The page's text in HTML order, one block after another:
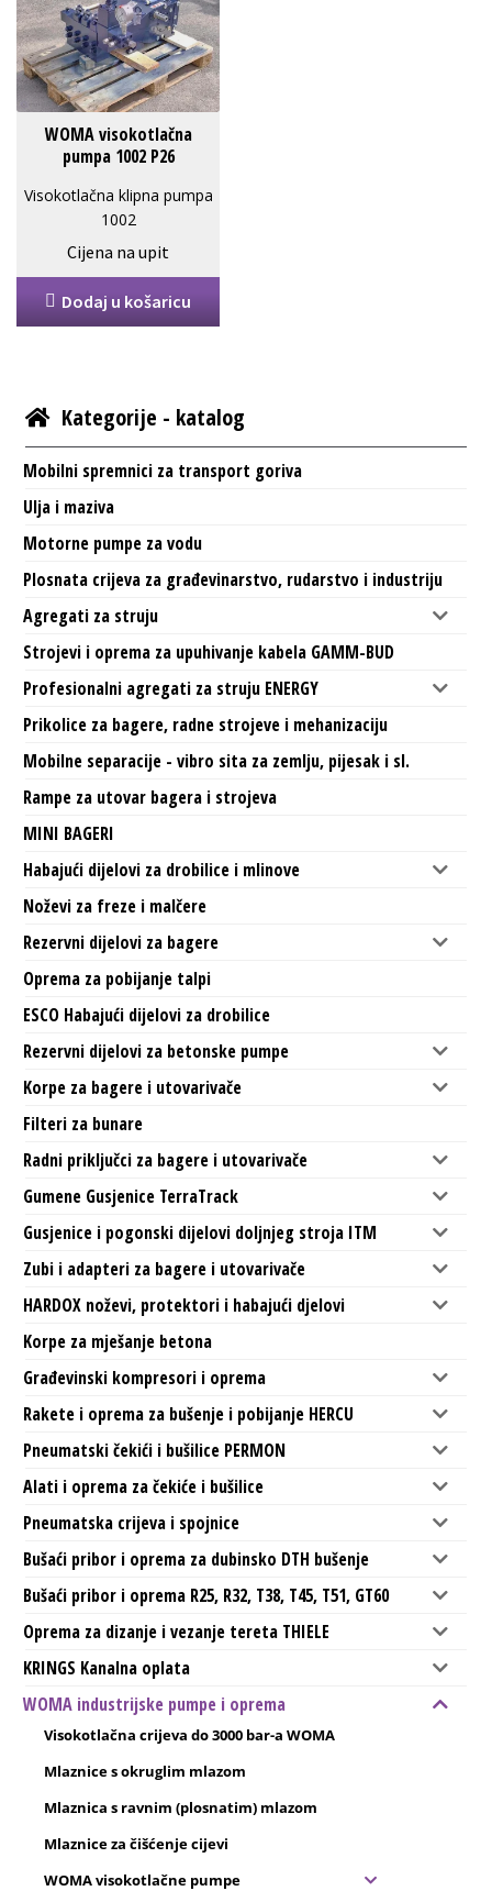
WOMA visokotlačna
pumpa 1002 P26
Visokotlačna klipna pumpa
1002
750 bar / 171l/min.
Cijena na upit
Dodaj u košaricu
Kategorije - katalog
Mobilni spremnici za transport goriva
Ulja i maziva
Motorne pumpe za vodu
Plosnata crijeva za građevinarstvo, rudarstvo i industriju
Agregati za struju
Strojevi i oprema za upuhivanje kabela GAMM-BUD
Profesionalni agregati za struju ENERGY
Prikolice za bagere, radne strojeve i mehanizaciju
Mobilne separacije - vibro sita za zemlju, pijesak i sl.
Rampe za utovar bagera i strojeva
MINI BAGERI
Habajući dijelovi za drobilice i mlinove
Noževi za freze i malčere
Rezervni dijelovi za bagere
Oprema za pobijanje talpi
ESCO Habajući dijelovi za drobilice
Rezervni dijelovi za betonske pumpe
Korpe za bagere i utovarivače
Filteri za bunare
Radni priključci za bagere i utovarivače
Gumene Gusjenice TerraTrack
Gusjenice i pogonski dijelovi doljnjeg stroja ITM
Zubi i adapteri za bagere i utovarivače
HARDOX noževi, protektori i habajući djelovi
Korpe za mješanje betona
Građevinski kompresori i oprema
Rakete i oprema za bušenje i pobijanje HERCU
Pneumatski čekići i bušilice PERMON
Alati i oprema za čekiće i bušilice
Pneumatska crijeva i spojnice
Bušaći pribor i oprema za dubinsko DTH bušenje
Bušaći pribor i oprema R25, R32, T38, T45, T51, GT60
Oprema za dizanje i vezanje tereta THIELE
KRINGS Kanalna oplata
WOMA industrijske pumpe i oprema
Visokotlačna crijeva do 3000 bar-a WOMA
Mlaznice s okruglim mlazom
Mlaznica s ravnim (plosnatim) mlazom
Mlaznice za čišćenje cijevi
WOMA visokotlačne pumpe